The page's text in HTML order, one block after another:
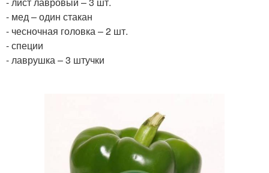
- мед – один стакан
- чесночная головка – 2 шт.
- специи
- лаврушка – 3 штучки